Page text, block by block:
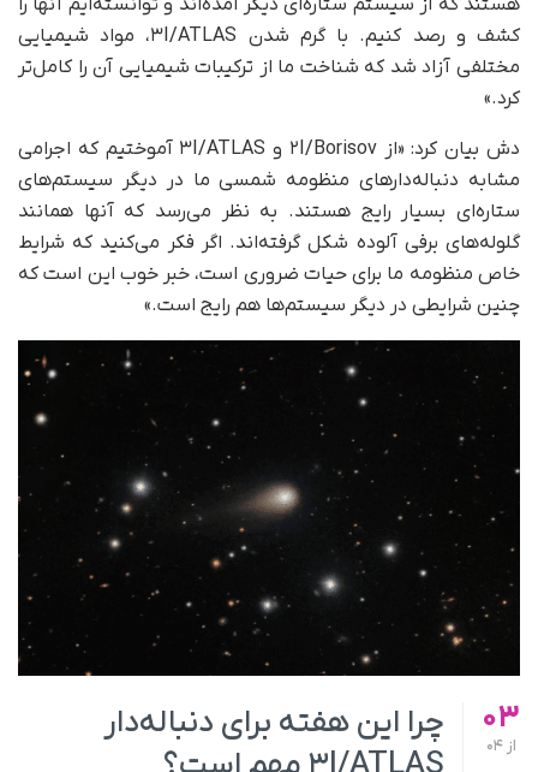
هستند که از سیستم ستاره‌ای دیگر آمده‌اند و توانسته‌ایم آنها را
کشف و رصد کنیم. با گرم شدن ۳I/ATLAS، مواد شیمیایی
مختلفی آزاد شد که شناخت ما از ترکیبات شیمیایی آن را کامل‌تر
کرد.»
دش بیان کرد: «از ۲I/Borisov و ۳I/ATLAS آموختیم که اجرامی
مشابه دنباله‌دارهای منظومه شمسی ما در دیگر سیستم‌های
ستاره‌ای بسیار رایج‌ هستند. به نظر می‌رسد که آنها همانند
گلوله‌های برفی آلوده شکل گرفته‌اند. اگر فکر می‌کنید که شرایط
خاص منظومه ما برای حیات ضروری است، خبر خوب این است که
چنین شرایطی در دیگر سیستم‌ها هم رایج است.»
03
از 04
چرا این هفته برای دنباله‌دار